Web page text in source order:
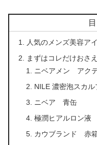
人気のメンズ美容ア
まずはコレだけおさ
ニベアメン アク
NILE 濃密泡スカ
ニベア 青缶
極潤ヒアルロン液
カウブランド 赤